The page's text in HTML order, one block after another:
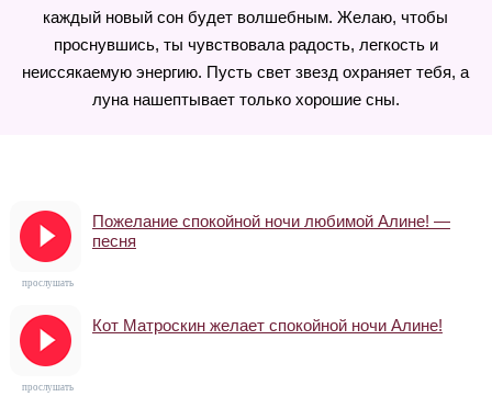
каждый новый сон будет волшебным. Желаю, чтобы
проснувшись, ты чувствовала радость, легкость и
неиссякаемую энергию. Пусть свет звезд охраняет тебя, а
луна нашептывает только хорошие сны.
Пожелание спокойной ночи любимой Алине! —
песня
прослушать
Кот Матроскин желает спокойной ночи Алине!
прослушать